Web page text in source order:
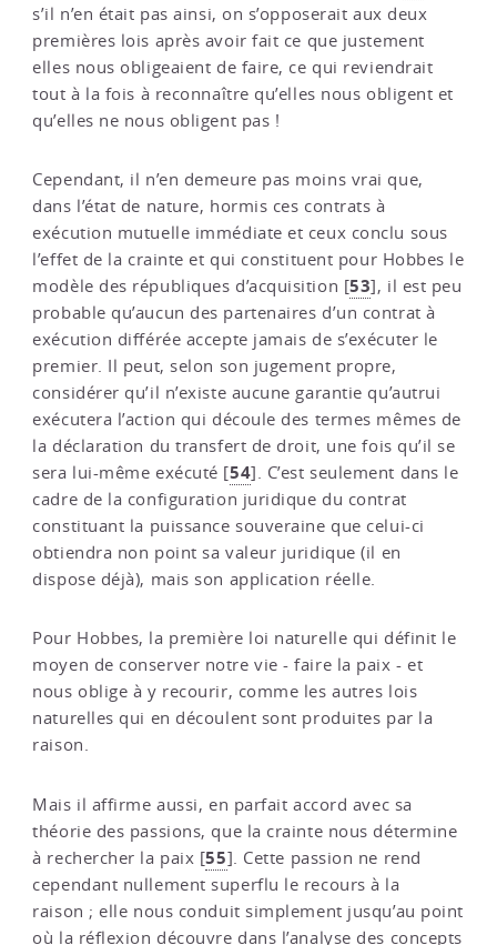
s’il n’en était pas ainsi, on s’opposerait aux deux
premières lois après avoir fait ce que justement
elles nous obligeaient de faire, ce qui reviendrait
tout à la fois à reconnaître qu’elles nous obligent et
qu’elles ne nous obligent pas !
Cependant, il n’en demeure pas moins vrai que,
dans l’état de nature, hormis ces contrats à
exécution mutuelle immédiate et ceux conclu sous
l’effet de la crainte et qui constituent pour Hobbes le
modèle des républiques d’acquisition [53], il est peu
probable qu’aucun des partenaires d’un contrat à
exécution différée accepte jamais de s’exécuter le
premier. Il peut, selon son jugement propre,
considérer qu’il n’existe aucune garantie qu’autrui
exécutera l’action qui découle des termes mêmes de
la déclaration du transfert de droit, une fois qu’il se
sera lui-même exécuté [54]. C’est seulement dans le
cadre de la configuration juridique du contrat
constituant la puissance souveraine que celui-ci
obtiendra non point sa valeur juridique (il en
dispose déjà), mais son application réelle.
Pour Hobbes, la première loi naturelle qui définit le
moyen de conserver notre vie - faire la paix - et
nous oblige à y recourir, comme les autres lois
naturelles qui en découlent sont produites par la
raison.
Mais il affirme aussi, en parfait accord avec sa
théorie des passions, que la crainte nous détermine
à rechercher la paix [55] . Cette passion ne rend
cependant nullement superflu le recours à la
raison ; elle nous conduit simplement jusqu’au point
où la réflexion découvre dans l’analyse des concepts